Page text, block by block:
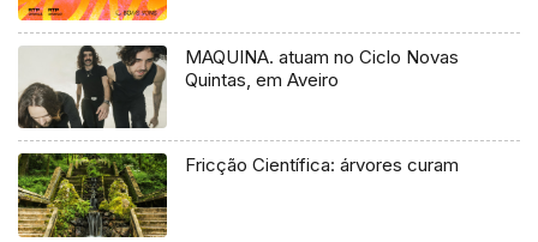
MAQUINA. atuam no Ciclo Novas
Quintas, em Aveiro
Fricção Científica: árvores curam